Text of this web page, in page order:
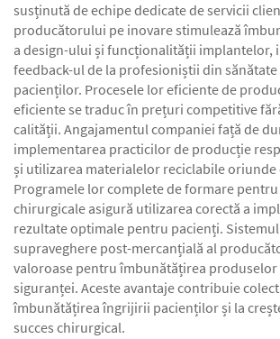
susținută de echipe dedicate de servicii
producătorului pe inovare stimulează
a design-ului și funcționalității implantelor,
feedback-ul de la profesioniștii din
pacienților. Procesele lor eficiente de
eficiente se traduc în prețuri competitive
calității. Angajamentul companiei față de
implementarea practicilor de producție
și utilizarea materialelor reciclabile oriunde
Programele lor complete de formare
chirurgicale asigură utilizarea corectă a
rezultate optimale pentru pacienți.
supraveghere post-mercanțială al
valoroase pentru îmbunătățirea
siguranței. Aceste avantaje contribuie
îmbunătățirea îngrijirii pacienților și la
succes chirurgical.